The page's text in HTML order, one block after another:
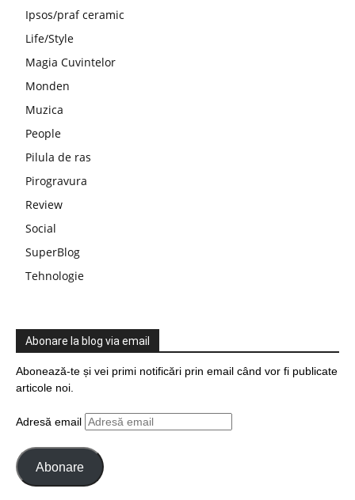
Ipsos/praf ceramic
Life/Style
Magia Cuvintelor
Monden
Muzica
People
Pilula de ras
Pirogravura
Review
Social
SuperBlog
Tehnologie
Abonare la blog via email
Abonează-te și vei primi notificări prin email când vor fi publicate
articole noi.
Adresă email
Abonare